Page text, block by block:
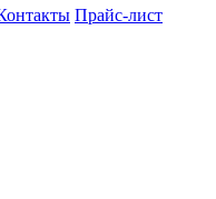
Прайс-лист